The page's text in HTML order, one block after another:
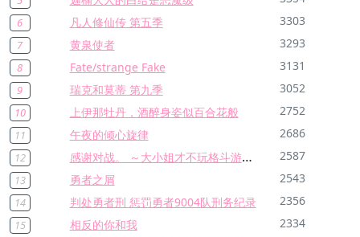
6 凡人修仙传 第五季 3303
7 黄泉使者 3293
8 Fate/strange Fake 3131
9 瑞克和莫蒂 第九季 3052
10 上伊那牡丹，酒醉身姿似百合花般 2752
11 午夜的倾心旋律 2686
12 感谢对战。 ～大小姐才不玩格斗游戏～ 2587
13 勇者之屑 2543
14 判处勇者刑 惩罚勇者9004队刑务纪录 2356
15 相反的你和我 2334